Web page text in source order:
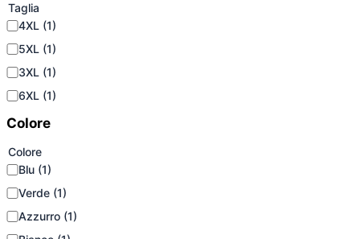
Taglia
4XL (1)
5XL (1)
3XL (1)
6XL (1)
Colore
Colore
Blu (1)
Verde (1)
Azzurro (1)